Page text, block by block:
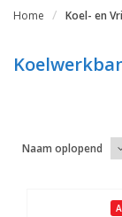
Home Koel- en
Naam oplopend